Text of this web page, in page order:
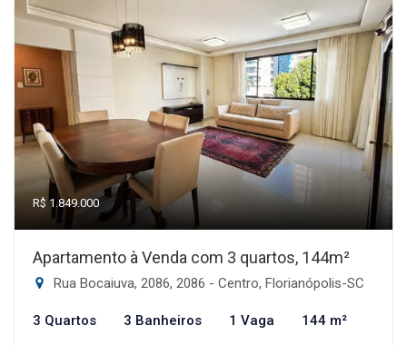
R$ 1.849.000
Apartamento à Venda com 3 quartos, 144m²
Rua Bocaiuva, 2086, 2086 - Centro, Florianópolis-SC
3 Quartos 3 Banheiros 1 Vaga 144 m²